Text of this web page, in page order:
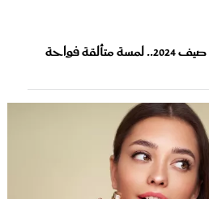
عطور برائحة البحر لعروس صيف 2024.. لمسة متألقة فواحة